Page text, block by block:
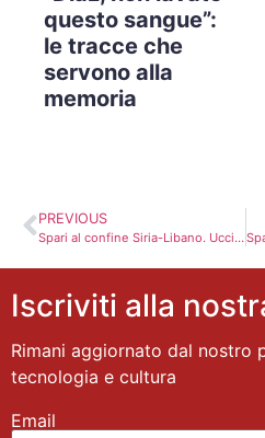
questo sangue”:
le tracce che
servono alla
memoria
PREVIOUS
Spari al confine Siria-Libano. Uccisa una donna
Iscriviti alla
Rimani aggiornato dal nostro
tecnologia e cultura
Email